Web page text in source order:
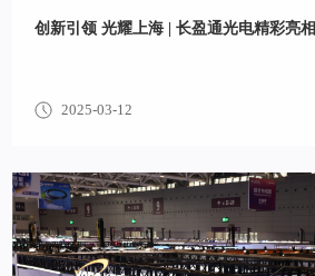
创新引领 光耀上海 | 长盈通光电精彩亮
2025-03-12